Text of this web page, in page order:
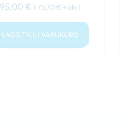
95,00€ (75,70 € + alv )
LÄGG TILL I VARUKORG